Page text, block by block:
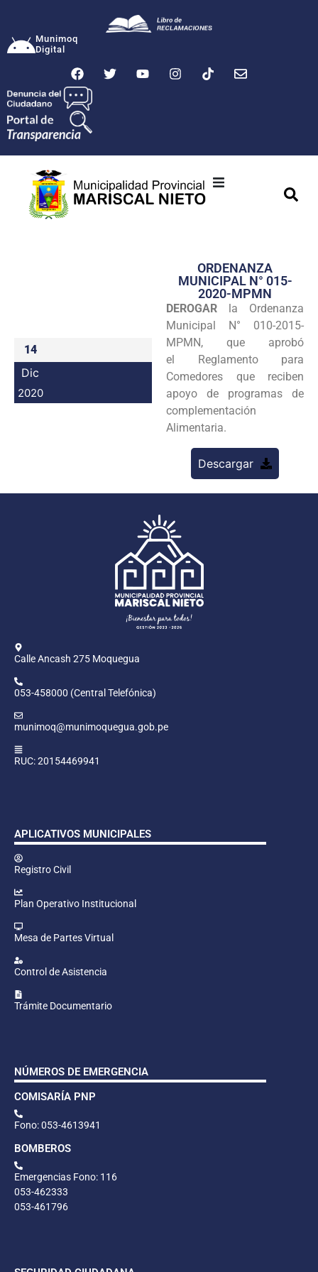
Munimoq
Digital
Transparencia
Seguridad
Intranet
14
Dic
2020
ORDENANZA
MUNICIPAL N° 015-
2020-MPMN
DEROGAR la Ordenanza
Municipal N° 010-2015-
MPMN, que aprobó
el Reglamento para
Comedores que reciben
apoyo de programas de
complementación
Alimentaria.
Descargar
Calle Ancash 275 Moquegua
053-458000 (Central Telefónica)
munimoq@munimoquegua.gob.pe
RUC: 20154469941
APLICATIVOS MUNICIPALES
Registro Civil
Plan Operativo Institucional
Mesa de Partes Virtual
Control de Asistencia
Trámite Documentario
NÚMEROS DE EMERGENCIA
COMISARÍA PNP
Fono: 053-4613941
BOMBEROS
Emergencias Fono: 116
053-462333
053-461796